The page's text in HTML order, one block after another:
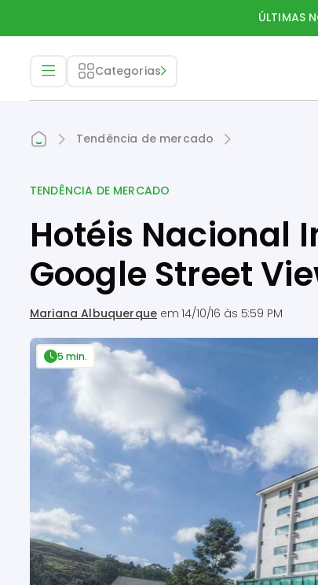
ÚLTIMAS
Categorias
Tendência de mercado
TENDÊNCIA DE MERCADO
Hotéis Nacional
Google Street
Mariana Albuquerque em14/10/16 às 5:59 PM
5 min.